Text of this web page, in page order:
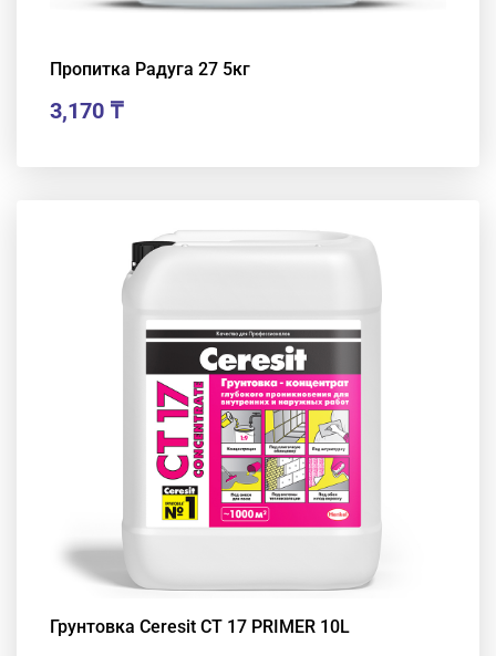
Пропитка Радуга 27 5кг
3,170 ₸
Грунтовка Ceresit CT 17 PRIMER 10L